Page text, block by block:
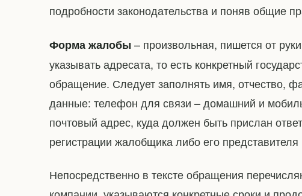
подробности законодательства и поняв общие
Форма жалобы– произвольная, пишется от
указывать адресата, то есть конкретный
обращение. Следует заполнять имя, отчество,
данные: телефон для связи – домашний и
почтовый адрес, куда должен быть прислан
регистрации жалобщика либо его
Непосредственно в тексте обращения